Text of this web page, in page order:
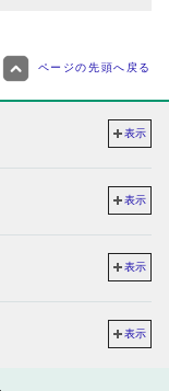
ページの先頭へ戻る
表示
表示
表示
表示